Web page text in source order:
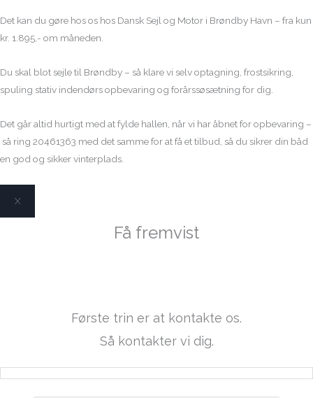
Det kan du gøre hos os hos Dansk Sejl og Motor i Brøndby Havn – fra kun
kr. 1.895,- om måneden.
Du skal blot sejle til Brøndby – så klare vi selv optagning, frostsikring,
spuling stativ indendørs opbevaring og forårssøsætning for dig.
Det går altid hurtigt med at fylde hallen, når vi har åbnet for opbevaring –
så ring 20461363 med det samme for at få et tilbud, så du sikrer din båd
en god og sikker vinterplads.
X
Få fremvist
Første trin er at kontakte os.
Så kontakter vi dig.